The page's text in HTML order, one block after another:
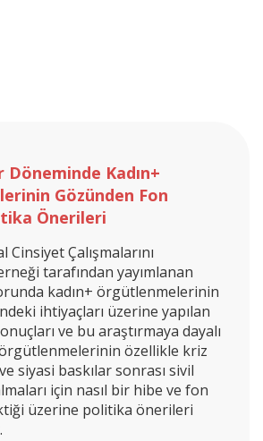
Döneminde Kadın+
Gözünden Fon
Önerileri
Çalışmalarını
tarafından yayımlanan
kadın+ örgütlenmelerinin
ihtiyaçları üzerine yapılan
ve bu araştırmaya dayalı
özellikle kriz
siyasi baskılar sonrası sivil
için nasıl bir hibe ve fon
üzerine politika önerileri